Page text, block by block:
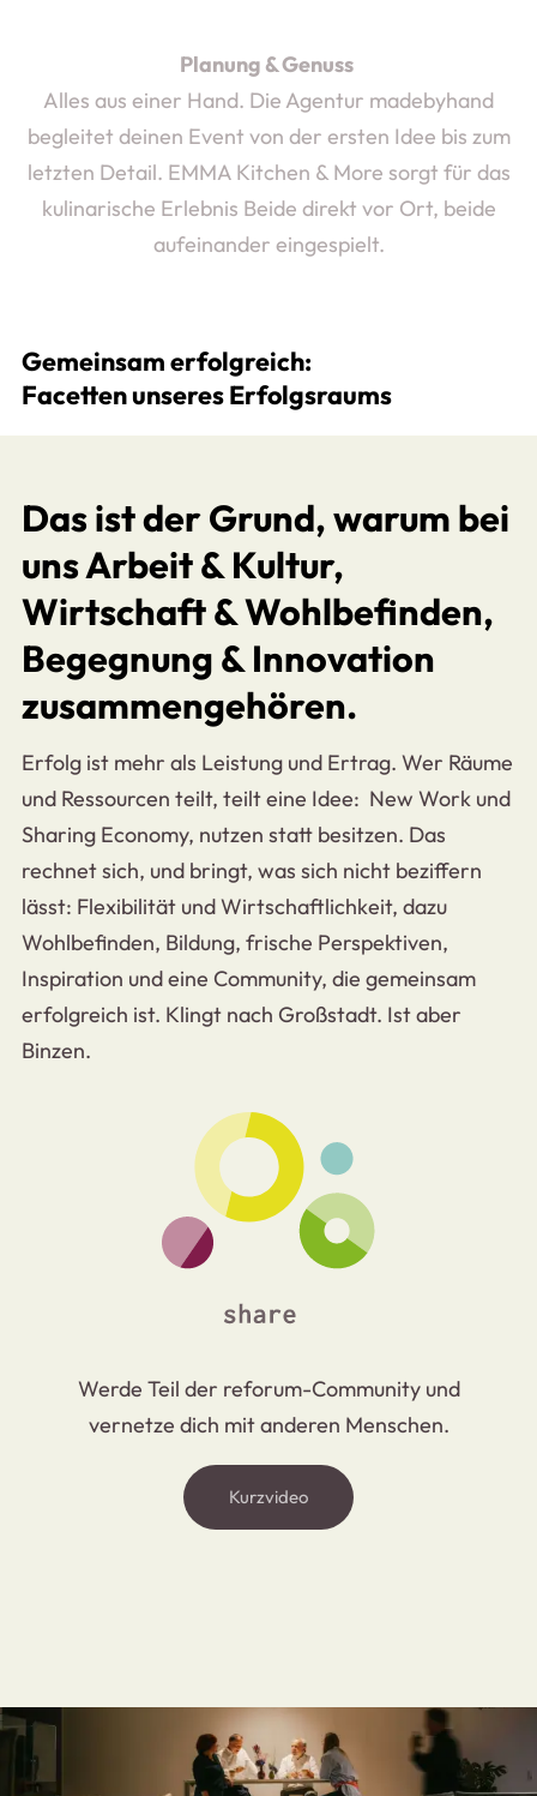
Planung & Genuss
Alles aus einer Hand. Die Agentur madebyhand
begleitet deinen Event von der ersten Idee bis zum
letzten Detail. EMMA Kitchen & More sorgt für das
kulinarische Erlebnis Beide direkt vor Ort, beide
aufeinander eingespielt.
Gemeinsam erfolgreich:
Facetten unseres Erfolgsraums
Das ist der Grund, warum bei
uns Arbeit & Kultur,
Wirtschaft & Wohlbefinden,
Begegnung & Innovation
zusammen­gehören.
Erfolg ist mehr als Leistung und Ertrag. Wer Räume
und Ressourcen teilt, teilt eine Idee: New Work und
Sharing Economy, nutzen statt besitzen. Das
rechnet sich, und bringt, was sich nicht beziffern
lässt: Flexibilität und Wirtschaftlichkeit, dazu
Wohlbefinden, Bildung, frische Perspektiven,
Inspiration und eine Community, die gemeinsam
erfolgreich ist. Klingt nach Großstadt. Ist aber
Binzen.
Werde Teil der reforum-Community und
vernetze dich mit anderen Menschen.
Kurzvideo